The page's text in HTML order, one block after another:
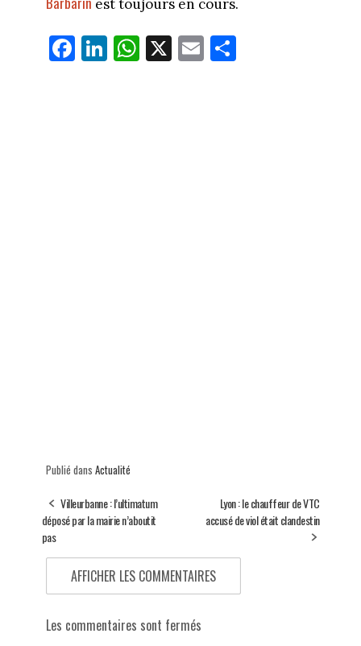
est toujours en cours.
Fa
ce
Li
nk
W
ha
X E
m
Pa
Publié dans Actualité
Villeurbanne : l’ultimatum
déposé par la mairie n’aboutit
pas
Lyon : le chauffeur de VTC
accusé de viol était clandestin
AFFICHER LES COMMENTAIRES
Les commentaires sont fermés